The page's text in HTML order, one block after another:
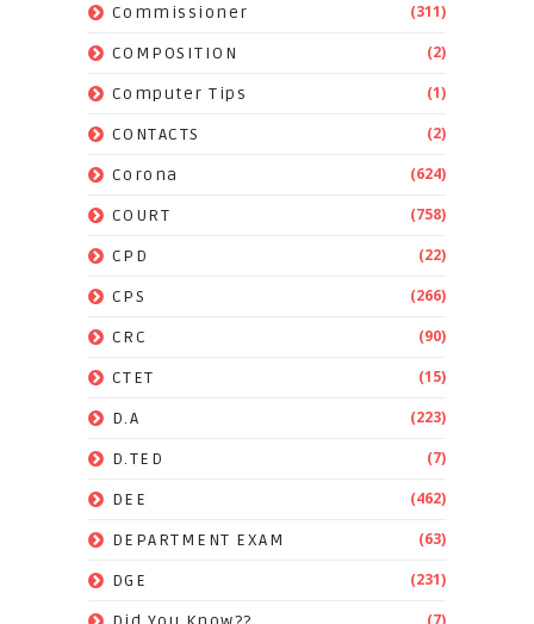
Commissioner (311)
COMPOSITION (2)
Computer Tips (1)
CONTACTS (2)
Corona (624)
COURT (758)
CPD (22)
CPS (266)
CRC (90)
CTET (15)
D.A (223)
D.TED (7)
DEE (462)
DEPARTMENT EXAM (63)
DGE (231)
(7)